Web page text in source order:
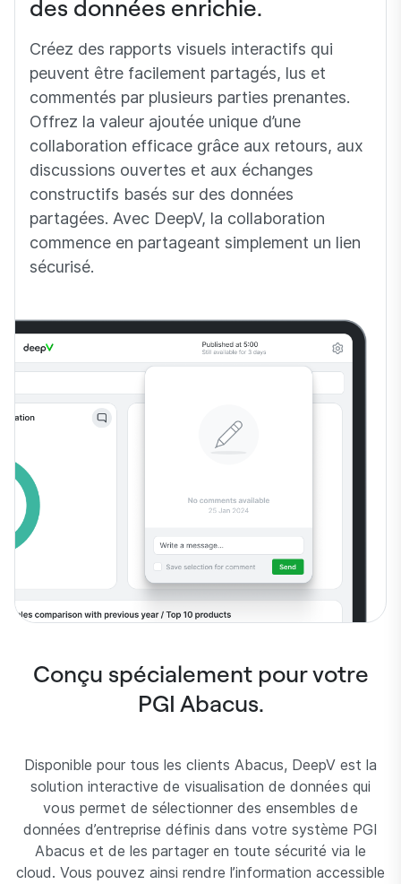
des données enrichie.
Créez des rapports visuels interactifs qui
peuvent être facilement partagés, lus et
commentés par plusieurs parties prenantes.
Offrez la valeur ajoutée unique d’une
collaboration efficace grâce aux retours, aux
discussions ouvertes et aux échanges
constructifs basés sur des données
partagées. Avec DeepV, la collaboration
commence en partageant simplement un lien
sécurisé.
Conçu spécialement pour votre
PGI Abacus.
Disponible pour tous les clients Abacus, DeepV est la
solution interactive de visualisation de données qui
vous permet de sélectionner des ensembles de
données d’entreprise définis dans votre système PGI
Abacus et de les partager en toute sécurité via le
cloud. Vous pouvez ainsi rendre l’information accessible